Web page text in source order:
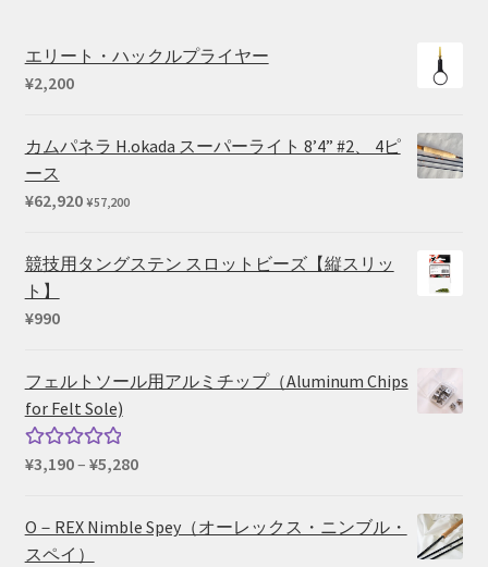
エリート・ハックルプライヤー
¥2,200
カムパネラ H.okada スーパーライト 8’4” #2、 4ピ
ース
¥62,920 ¥57,200
競技用タングステン スロットビーズ【縦スリッ
ト】
¥990
フェルトソール用アルミチップ（Aluminum Chips
for Felt Sole)
5段階中
¥3,190– ¥5,280価
帯:
¥3,190
O－REX Nimble Spey（オーレックス・ニンブル・
スペイ）